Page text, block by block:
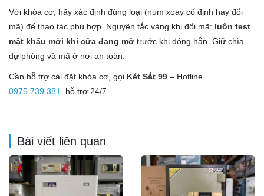
Với khóa cơ, hãy xác định đúng loại (núm xoay cố định hay đổi
mã) để thao tác phù hợp. Nguyên tắc vàng khi đổi mã: luôn test
mật khẩu mới khi cửa đang mở trước khi đóng hẳn. Giữ chìa
dự phòng và mã ở nơi an toàn.
Cần hỗ trợ cài đặt khóa cơ, gọi Két Sắt 99 – Hotline
0975.739.381
, hỗ trợ 24/7.
Bài viết liên quan